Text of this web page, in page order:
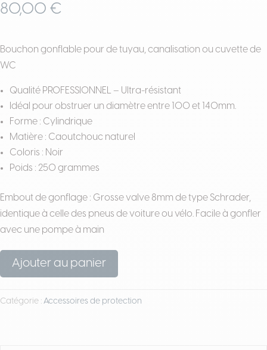
80,00 €
Bouchon gonflable pour de tuyau, canalisation ou cuvette de
WC
Qualité PROFESSIONNEL – Ultra-résistant
Idéal pour obstruer un diamètre entre 100 et 140mm.
Forme : Cylindrique
Matière : Caoutchouc naturel
Coloris : Noir
Poids : 250 grammes
Embout de gonflage : Grosse valve 8mm de type Schrader,
identique à celle des pneus de voiture ou vélo. Facile à gonfler
avec une pompe à main
Ajouter au panier
Catégorie : Accessoires de protection